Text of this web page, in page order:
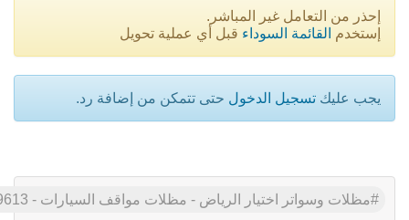
إحذر من التعامل غير المباشر.
إستخدم القائمة السوداء قبل أي عملية تحويل
يجب عليك تسجيل الدخول حتى تتمكن من إضافة رد.
مظلات وسواتر اختيار الرياض - مظلات مواقف السيارات - 0500559613 - تركيب مظلات المدارس - مظلات جامعات - انواع السواتر الحديثه باقل الاسعار